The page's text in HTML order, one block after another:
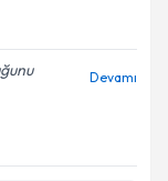
Devamı